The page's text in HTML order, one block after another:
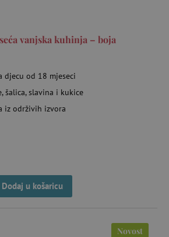
vanjska kuhinja – boja
djecu od 18 mjeseci
šalica, slavina i kukice
iz održivih izvora
Dodaj u košaricu
Novost